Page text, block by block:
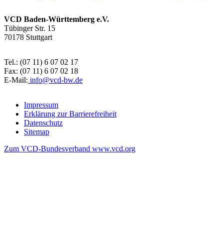
VCD Baden-Württemberg e.V.
Tübinger Str. 15
70178 Stuttgart
Tel.: (07 11) 6 07 02 17
Fax: (07 11) 6 07 02 18
E-Mail: info@vcd-bw.de
Impressum
Erklärung zur Barrierefreiheit
Datenschutz
Sitemap
Zum VCD-Bundesverband www.vcd.org